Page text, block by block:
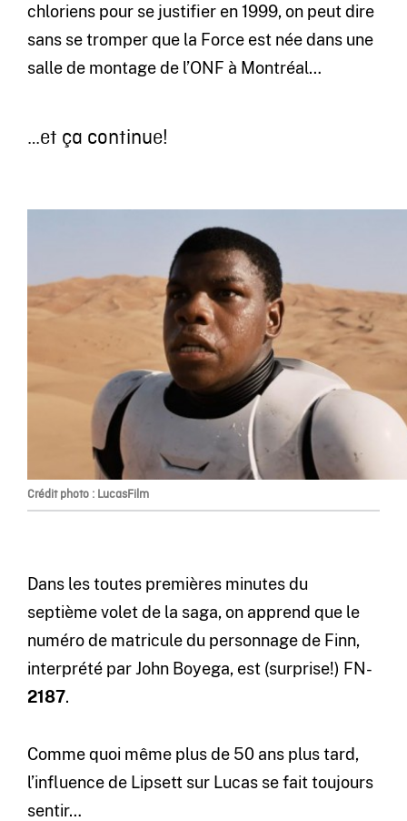
chloriens pour se justifier en 1999, on peut dire
sans se tromper que la Force est née dans une
salle de montage de l’ONF à Montréal…
…et ça continue!
Crédit photo : LucasFilm
Dans les toutes premières minutes du
septième volet de la saga, on apprend que le
numéro de matricule du personnage de Finn,
interprété par John Boyega, est (surprise!) FN-
2187.
Comme quoi même plus de 50 ans plus tard,
l’influence de Lipsett sur Lucas se fait toujours
sentir…